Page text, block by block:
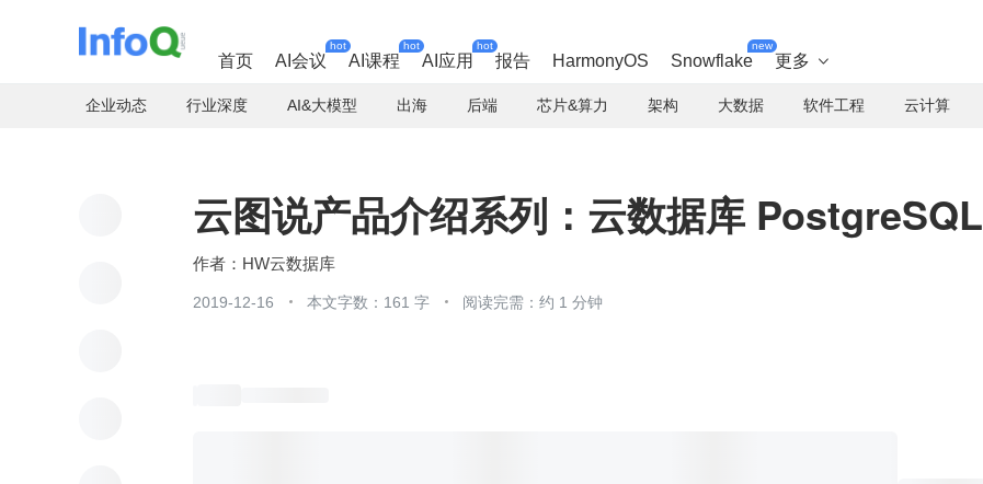
首页 AI会议
hot
AI课程
hot
AI应用
hot
报告 HarmonyOS Snowflake
new
更多 
企业动态 行业深度 AI&大模型 出海 后端 芯片&算力 架构 大数据 软件工程 云计算
云图说产品介绍系列：云数据库 PostgreSQL
HW云数据库
2019-12-16 本文字数：161 字 阅读完需：约 1 分钟